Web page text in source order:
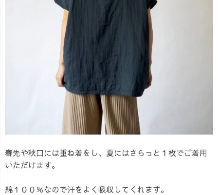
春先や秋口には重ね着をし、夏にはさらっと１枚でご着用
いただけます。
綿１００％なので汗をよく吸収してくれます。